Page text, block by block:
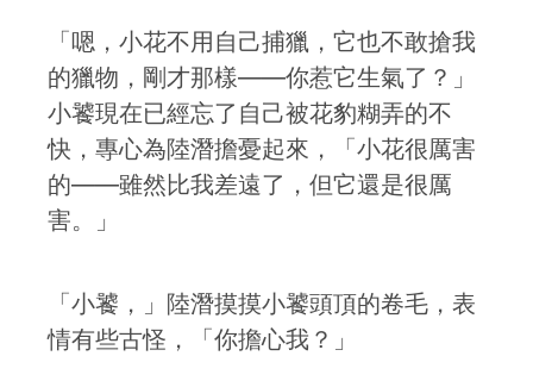
「嗯，小花不用自己捕獵，它也不敢搶我
的獵物，剛才那樣——你惹它生氣了？」
小饕現在已經忘了自己被花豹糊弄的不
快，專心為陸潛擔憂起來，「小花很厲害
的——雖然比我差遠了，但它還是很厲
害。」
「小饕，」陸潛摸摸小饕頭頂的卷毛，表
情有些古怪，「你擔心我？」